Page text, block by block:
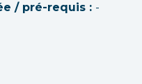
/ pré-requis : -